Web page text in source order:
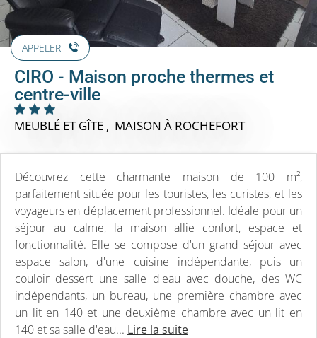
APPELER
CIRO - Maison proche thermes et
centre-ville
MEUBLÉ ET GÎTE , MAISON À ROCHEFORT
Découvrez cette charmante maison de 100 m²,
parfaitement située pour les touristes, les curistes, et les
voyageurs en déplacement professionnel. Idéale pour un
séjour au calme, la maison allie confort, espace et
fonctionnalité. Elle se compose d'un grand séjour avec
espace salon, d'une cuisine indépendante, puis un
couloir dessert une salle d'eau avec douche, des WC
indépendants, un bureau, une première chambre avec
un lit en 140 et une deuxième chambre avec un lit en
140 et sa salle d'eau... Lire la suite